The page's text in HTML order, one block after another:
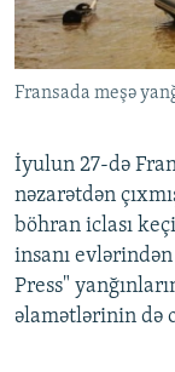
Fransada meşə
İyulun 27-də
nəzarətdən
böhran iclası
insanı
Press"
əlamətlərinin də